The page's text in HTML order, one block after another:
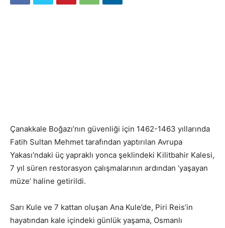
Çanakkale Boğazı’nın güvenliği için 1462-1463 yıllarında
Fatih Sultan Mehmet tarafından yaptırılan Avrupa
Yakası’ndaki üç yapraklı yonca şeklindeki Kilitbahir Kalesi,
7 yıl süren restorasyon çalışmalarının ardından ‘yaşayan
müze’ haline getirildi.
Sarı Kule ve 7 kattan oluşan Ana Kule’de, Piri Reis’in
hayatından kale içindeki günlük yaşama, Osmanlı